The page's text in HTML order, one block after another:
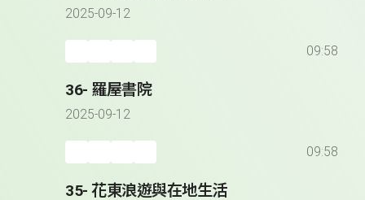
2025-09-12
09:58
36- 羅屋書院
2025-09-12
09:58
35- 花東浪遊與在地生活